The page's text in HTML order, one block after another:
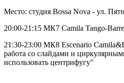
Место: студия Bossa Nova - ул.
20:00-21:15 МК7 Camila Tango-Barre
21:30-23:00 МК8 Escenario
работа со слайдами и
использовать центрифугу"